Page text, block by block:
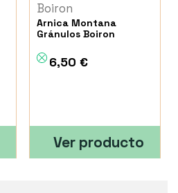
Boiron
Arnica Montana
Gránulos Boiron
6,50 €
Ver producto